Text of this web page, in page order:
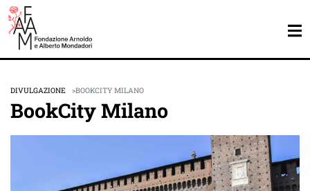
DIVULGAZIONE BOOKCITY MILANO
BookCity Milano